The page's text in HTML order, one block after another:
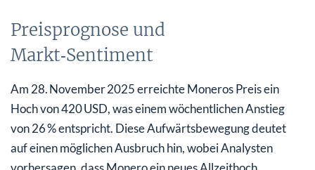
Preisprognose und
Markt‑Sentiment
Am 28. November 2025 erreichte Moneros Preis ein
Hoch von 420 USD, was einem wöchentlichen Anstieg
von 26 % entspricht. Diese Aufwärtsbewegung deutet
auf einen möglichen Ausbruch hin, wobei Analysten